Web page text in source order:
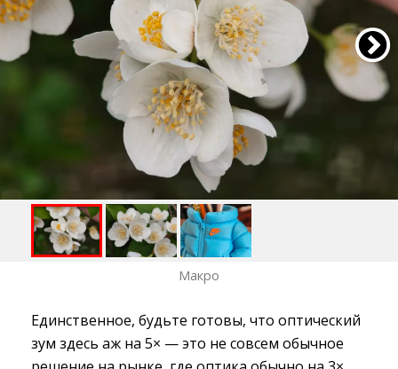
Макро
Единственное, будьте готовы, что оптический
зум здесь аж на 5× — это не совсем обычное